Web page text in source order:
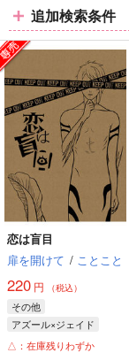
追加検索条件
恋は盲目
扉を開けて / ことこと
220 円 （税込）
その他
アズール×ジェイド
△：在庫残りわずか